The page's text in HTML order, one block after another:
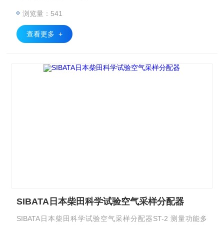
浏览量：541
查看更多 +
SIBATA日本柴田科学试验空气采样分配器
SIBATA日本柴田科学试验空气采样分配器ST-2 测量功能多